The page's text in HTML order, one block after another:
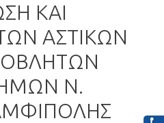
ΚΑΙ
ΑΣΤΙΚΩΝ
Ν.